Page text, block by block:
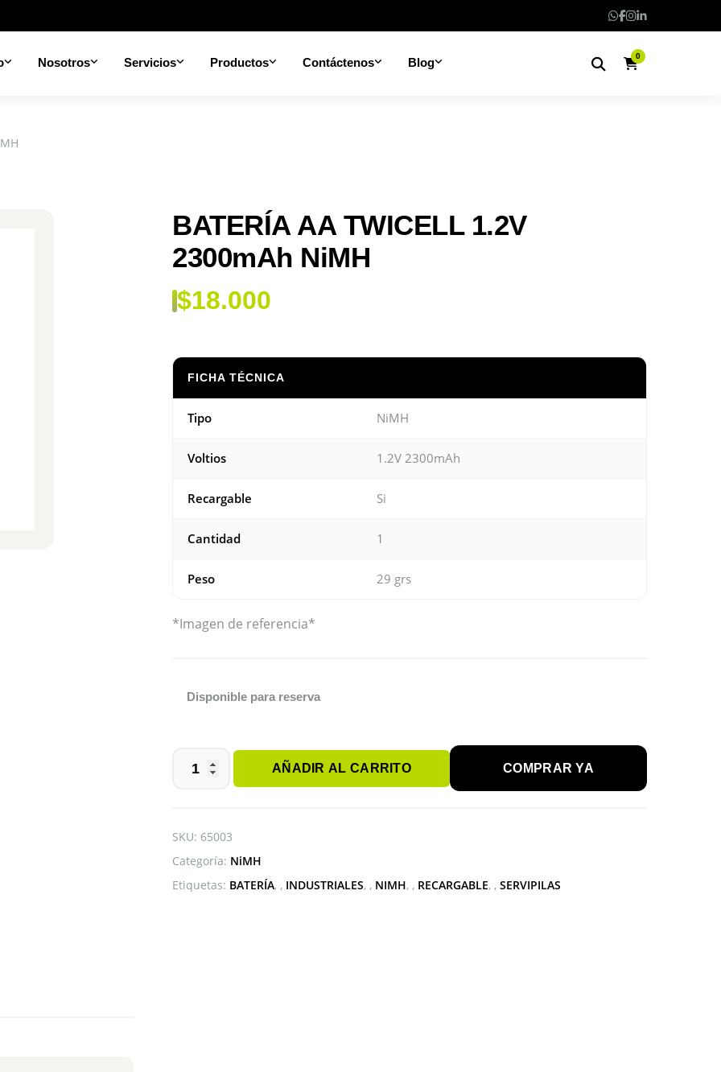
Nosotros Servicios Productos Contáctenos Blog 0
BATERÍA AA TWICELL 1.2V
2300mAh NiMH
$18.000
FICHA TÉCNICA
Tipo NiMH
Voltios 1.2V 2300mAh
Recargable Si
Cantidad 1
Peso 29 grs
*Imagen de referencia*
Disponible para reserva
BATERÍA
2300mAh
NiMH
AÑADIR AL CARRITO COMPRAR YA
SKU: 65003
Categoría: NiMH
Etiquetas: BATERÍA , INDUSTRIALES , NIMH , RECARGABLE , SERVIPILAS